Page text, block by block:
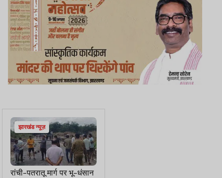
झारखंड न्यूज़
रांची-पतरातू मार्ग पर भू-धंसान